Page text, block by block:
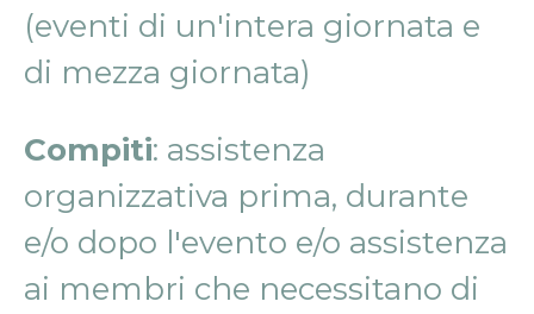
(eventi di un'intera giornata e
di mezza giornata)
Compiti: assistenza
organizzativa prima, durante
e/o dopo l'evento e/o assistenza
ai membri che necessitano di